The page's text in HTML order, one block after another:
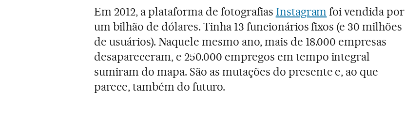
Em 2012, a plataforma de fotografias Instagram foi vendida por
um bilhão de dólares. Tinha 13 funcionários fixos (e 30 milhões
de usuários). Naquele mesmo ano, mais de 18.000 empresas
desapareceram, e 250.000 empregos em tempo integral
sumiram do mapa. São as mutações do presente e, ao que
parece, também do futuro.